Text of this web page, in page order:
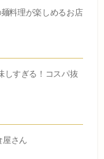
麺料理が楽しめるお店
しすぎる！コスパ抜
屋さん